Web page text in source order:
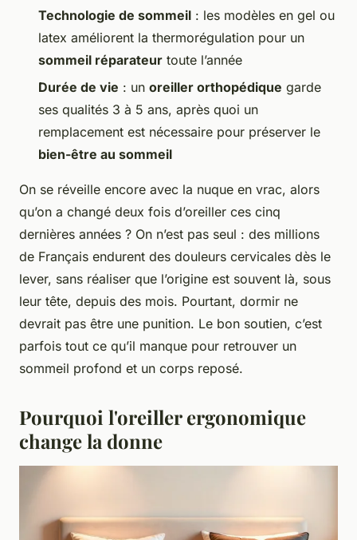
Technologie de sommeil : les modèles en gel ou
latex améliorent la thermorégulation pour un
sommeil réparateur toute l’année
Durée de vie : un oreiller orthopédique garde
ses qualités 3 à 5 ans, après quoi un
remplacement est nécessaire pour préserver le
bien-être au sommeil
On se réveille encore avec la nuque en vrac, alors
qu’on a changé deux fois d’oreiller ces cinq
dernières années ? On n’est pas seul : des millions
de Français endurent des douleurs cervicales dès le
lever, sans réaliser que l’origine est souvent là, sous
leur tête, depuis des mois. Pourtant, dormir ne
devrait pas être une punition. Le bon soutien, c’est
parfois tout ce qu’il manque pour retrouver un
sommeil profond et un corps reposé.
Pourquoi l'oreiller ergonomique
change la donne